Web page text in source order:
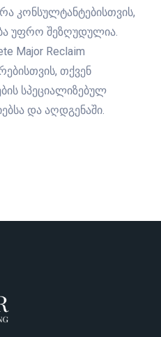
კონსულტანტებისთვის,
უფრო შეზღუდულია.
Major Reclaim
თქვენ
სპეციალიზებულ
და აღდგენაში.